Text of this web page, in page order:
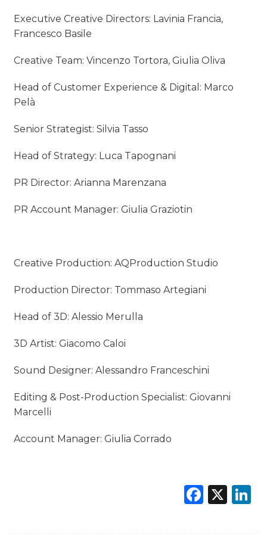
Executive Creative Directors: Lavinia Francia,
Francesco Basile
Creative Team: Vincenzo Tortora, Giulia Oliva
Head of Customer Experience & Digital: Marco
Pelà
Senior Strategist: Silvia Tasso
Head of Strategy: Luca Tapognani
PR Director: Arianna Marenzana
PR Account Manager: Giulia Graziotin
Creative Production: AQProduction Studio
Production Director: Tommaso Artegiani
Head of 3D: Alessio Merulla
3D Artist: Giacomo Caloi
Sound Designer: Alessandro Franceschini
Editing & Post-Production Specialist: Giovanni
Marcelli
Account Manager: Giulia Corrado
X